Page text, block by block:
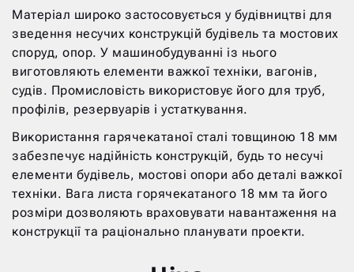
Матеріал широко застосовується у будівництві для
зведення несучих конструкцій будівель та мостових
споруд, опор. У машинобудуванні із нього
виготовляють елементи важкої техніки, вагонів,
судів. Промисловість використовує його для труб,
профілів, резервуарів і устаткування.
Використання гарячекатаної сталі товщиною 18 мм
забезпечує надійність конструкцій, будь то несучі
елементи будівель, мостові опори або деталі важкої
техніки. Вага листа горячекатаного 18 мм та його
розміри дозволяють враховувати навантаження на
конструкції та раціонально планувати проекти.